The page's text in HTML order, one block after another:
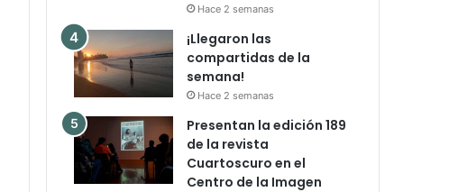
Hace 2 semanas
¡Llegaron las
compartidas de la
semana!
Hace 2 semanas
Presentan la edición 189
de la revista
Cuartoscuro en el
Centro de la Imagen